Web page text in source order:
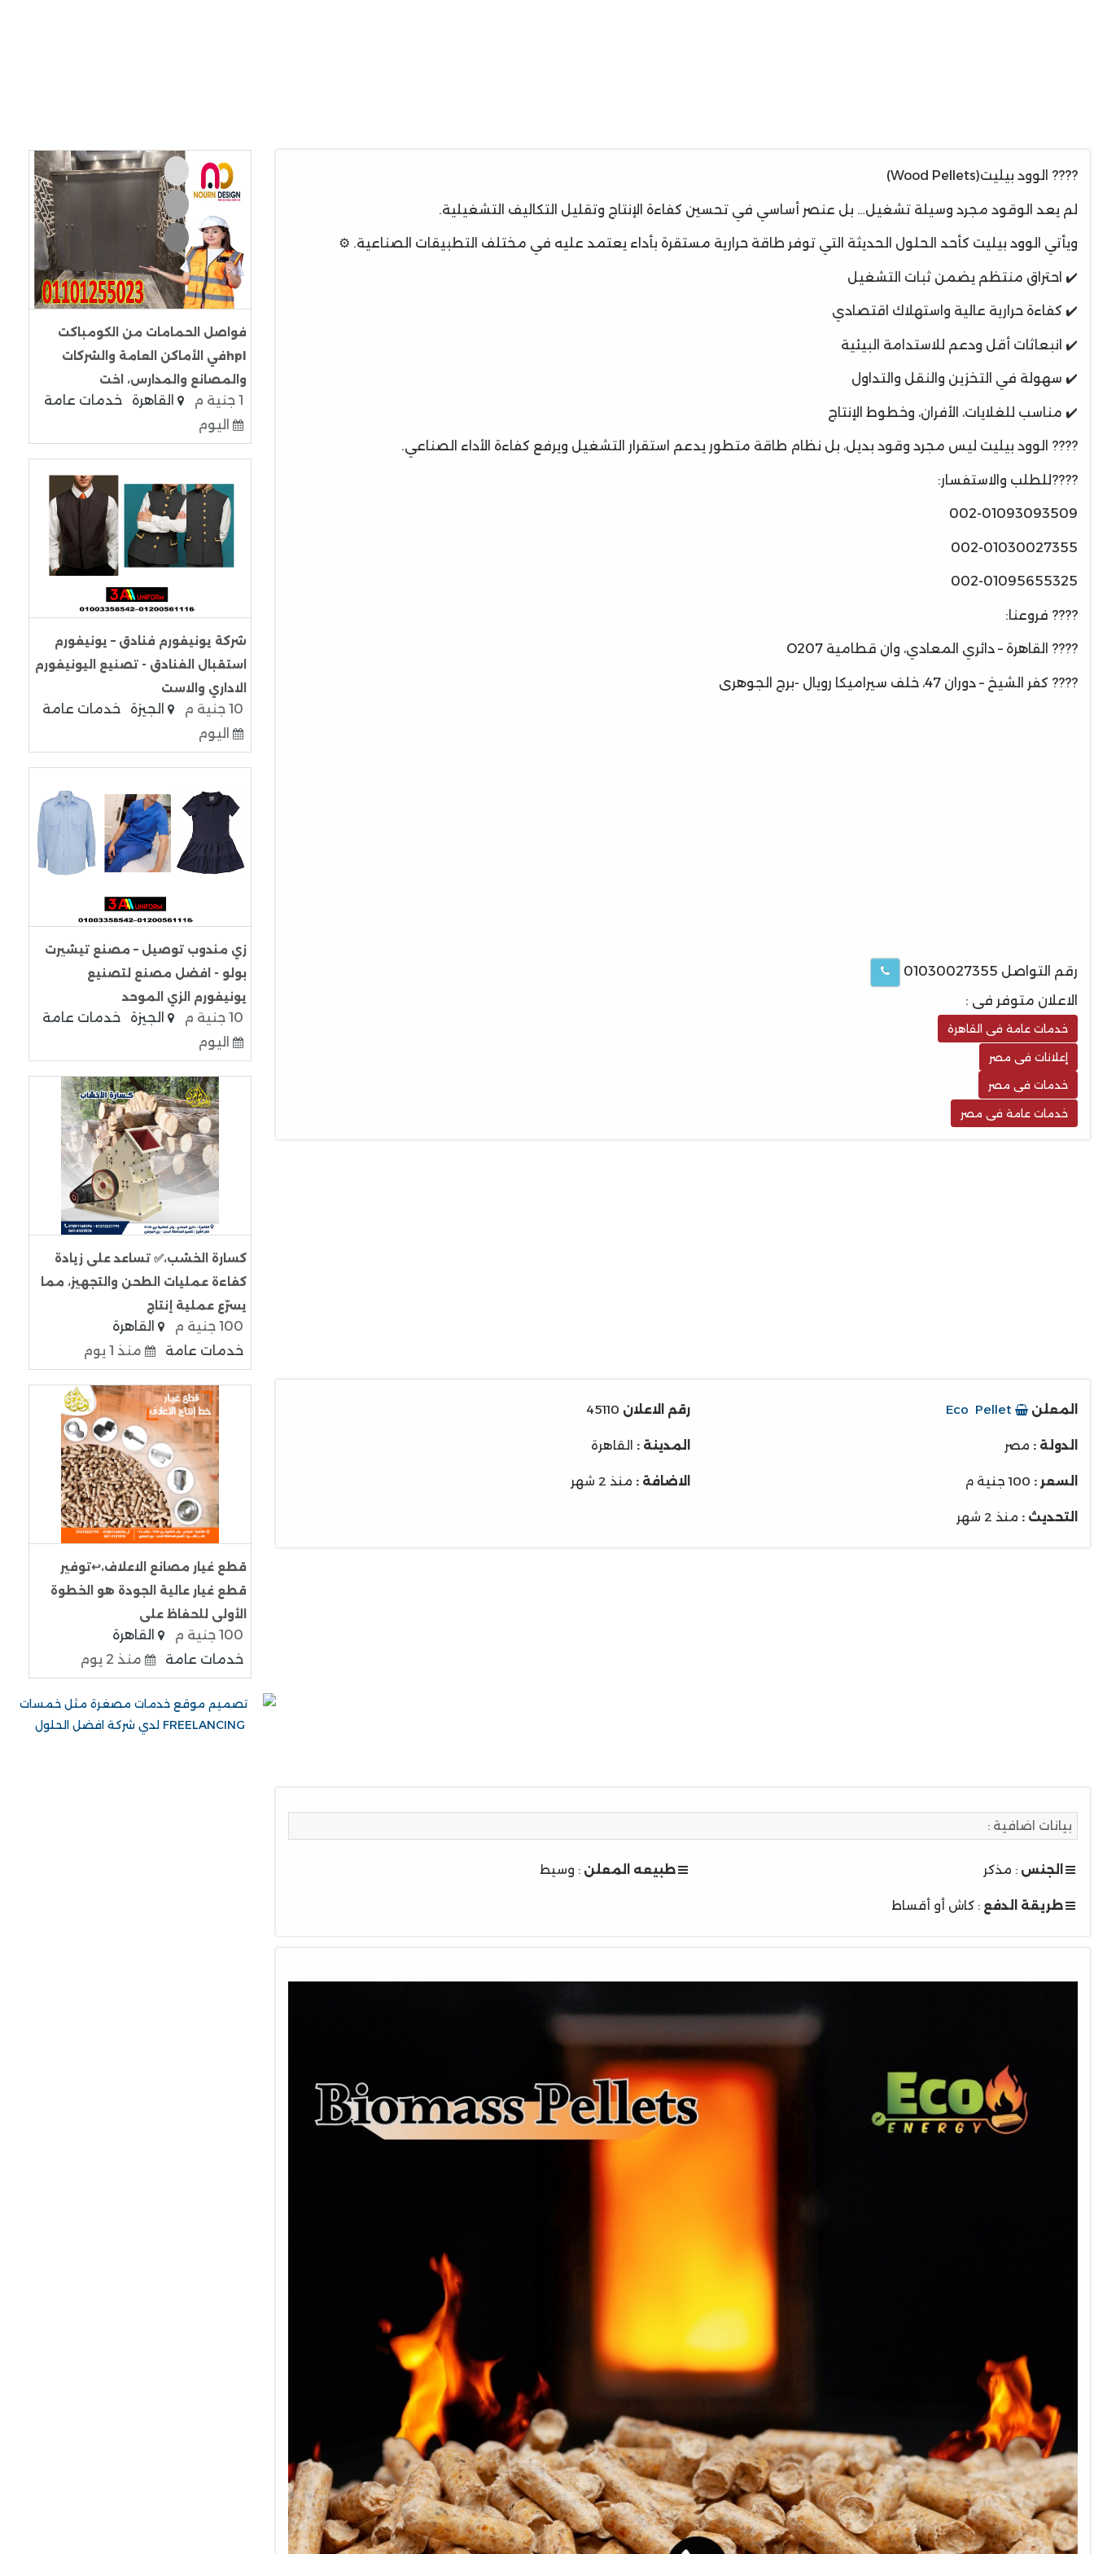
???? الوود بيليت(Wood Pellets)
لم يعد الوقود مجرد وسيلة تشغيل… بل عنصر أساسي في تحسين كفاءة الإنتاج وتقليل التكاليف التشغيلية.
ويأتي الوود بيليت كأحد الحلول الحديثة التي توفر طاقة حرارية مستقرة بأداء يعتمد عليه في مختلف التطبيقات الصناعية. ⚙️
✔️ احتراق منتظم يضمن ثبات التشغيل
✔️ كفاءة حرارية عالية واستهلاك اقتصادي
✔️ انبعاثات أقل ودعم للاستدامة البيئية
✔️ سهولة في التخزين والنقل والتداول
✔️ مناسب للغلايات، الأفران، وخطوط الإنتاج
???? الوود بيليت ليس مجرد وقود بديل، بل نظام طاقة متطور يدعم استقرار التشغيل ويرفع كفاءة الأداء الصناعي.
????للطلب والاستفسار:
002-01093093509
002-01030027355
002-01095655325
???? فروعنا:
???? القاهرة – دائري المعادي، وان قطامية O207
???? كفر الشيخ – دوران 47، خلف سيراميكا رويال -برج الجوهرى
رقم التواصل 01030027355
الاعلان متوفر فى :
خدمات عامة فى القاهرة
إعلانات فى مصر
خدمات فى مصر
خدمات عامة فى مصر
المعلن رقم الاعلان 45110
الدولة : مصر المدينة : القاهرة
السعر : 100 جنية م الاضافة : منذ 2 شهر
التحديث : منذ 2 شهر
بيانات اضافية :
الجنس : مذكر طبيعه المعلن : وسيط
طريقة الدفع : كاش أو أقساط
فواصل الحمامات من الكومباكت
hplفي الأماكن العامة والشركات
والمصانع والمدارس، اخت
1 جنية م القاهرة
خدمات عامة
اليوم
شركة يونيفورم فنادق – يونيفورم
استقبال الفنادق - تصنيع اليونيفورم
الاداري والاست
10 جنية م الجيزة
خدمات عامة
اليوم
زي مندوب توصيل – مصنع تيشيرت
بولو - افضل مصنع لتصنيع
يونيفورم الزي الموحد
10 جنية م الجيزة
خدمات عامة
اليوم
كسارة الخشب،✅ تساعد على زيادة
كفاءة عمليات الطحن والتجهيز، مما
يسرّع عملية إنتاج
100 جنية م
القاهرة
خدمات عامة
منذ 1 يوم
قطع غيار مصانع الاعلاف،↩️توفير
قطع غيار عالية الجودة هو الخطوة
الأولى للحفاظ على
100 جنية م
القاهرة
خدمات عامة
منذ 2 يوم